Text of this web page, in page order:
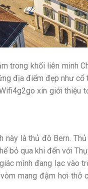
trong khối liên minh
địa điểm đẹp như cổ
xin giới
này là thủ đô Bern.
bỏ qua khi đến với
mình đang lạc vào
mang đậm hơi